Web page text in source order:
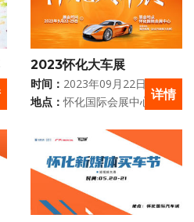
2023怀化大车展
时间： 2023年09月22日 - 09月
25日
地点：怀化国际会展中心 详情